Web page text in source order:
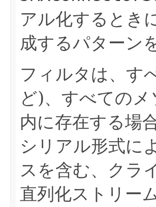
アル化するとき
成するパターン
フィルタは、す
ど)、すべての
内に存在する場
シリアル形式に
スを含む、クラ
直列化ストリー